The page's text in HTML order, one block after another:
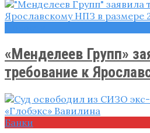
«Менделеев Групп»
требование к
Банки